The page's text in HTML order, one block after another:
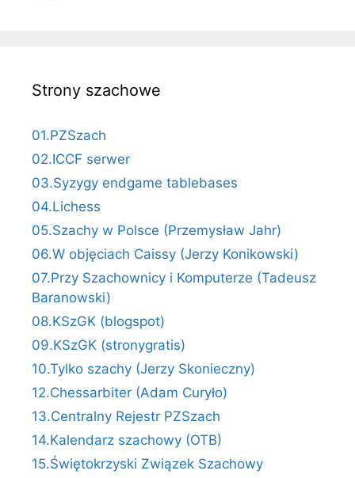
Strony szachowe
01.PZSzach
02.ICCF serwer
03.Syzygy endgame tablebases
04.Lichess
05.Szachy w Polsce (Przemysław Jahr)
06.W objęciach Caissy (Jerzy Konikowski)
07.Przy Szachownicy i Komputerze (Tadeusz
Baranowski)
08.KSzGK (blogspot)
09.KSzGK (stronygratis)
10.Tylko szachy (Jerzy Skonieczny)
12.Chessarbiter (Adam Curyło)
13.Centralny Rejestr PZSzach
14.Kalendarz szachowy (OTB)
15.Świętokrzyski Związek Szachowy